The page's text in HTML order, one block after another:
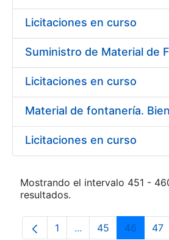
Licitaciones en curso
Suministro de Material de
Licitaciones en curso
Licitaciones en curso
Mostrando el intervalo 451 -
resultados.
Página
1 ...PáginasPágina
45 Página
46 47